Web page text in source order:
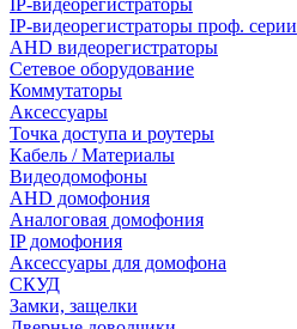
IP-видеорегистраторы
IP-видеорегистраторы проф. серии
AHD видеорегистраторы
Сетевое оборудование
Коммутаторы
Аксессуары
Точка доступа и роутеры
Кабель / Материалы
Видеодомофоны
AHD домофония
Аналоговая домофония
IP домофония
Аксессуары для домофона
СКУД
Замки, защелки